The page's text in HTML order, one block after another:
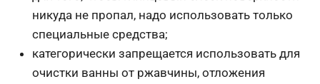
никуда не пропал, надо использовать только
специальные средства;
категорически запрещается использовать для
очистки ванны от ржавчины, отложения